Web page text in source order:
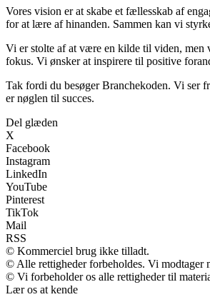
Vores vision er at skabe et fællesskab af
for at lære af hinanden. Sammen kan vi
Vi er stolte af at være en kilde til viden, men
fokus. Vi ønsker at inspirere til positive
Tak fordi du besøger Branchekoden. Vi ser
er nøglen til succes.
Del glæden
X
Facebook
Instagram
LinkedIn
YouTube
Pinterest
TikTok
Mail
RSS
© Kommerciel brug ikke tilladt.
© Alle rettigheder forbeholdes. Vi modtager
© Vi forbeholder os alle rettigheder til
Lær os at kende